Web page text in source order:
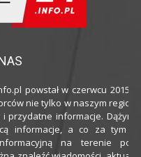
powstał w czerwcu 2015
nie tylko w naszym
przydatne informacje.
informacje, a co za tym
na terenie